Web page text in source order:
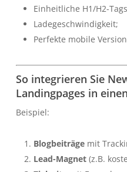
Einheitliche H1/H2-
Ladegeschwindigkeit;
Perfekte mobile
So integrieren Sie
Landingpages in
Beispiel:
Blogbeiträgemit
Lead-Magnet(z.B.